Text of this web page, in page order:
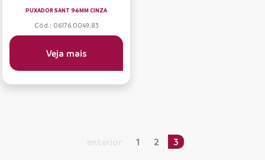
PUXADOR SANT 96MM CINZA
Cód.: 06176.0049.83
Veja mais
1 2 3